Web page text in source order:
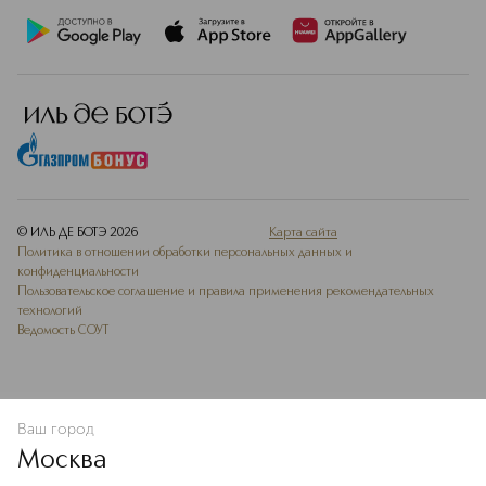
© ИЛЬ ДЕ БОТЭ 2026
Карта сайта
Политика в отношении обработки персональных данных и
конфиденциальности
Пользовательское соглашение и правила применения рекомендательных
технологий
Ведомость СОУТ
Ваш город
Москва